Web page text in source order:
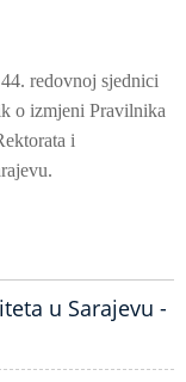
redovnoj sjednici
o izmjeni Pravilnika
i
u Sarajevu -